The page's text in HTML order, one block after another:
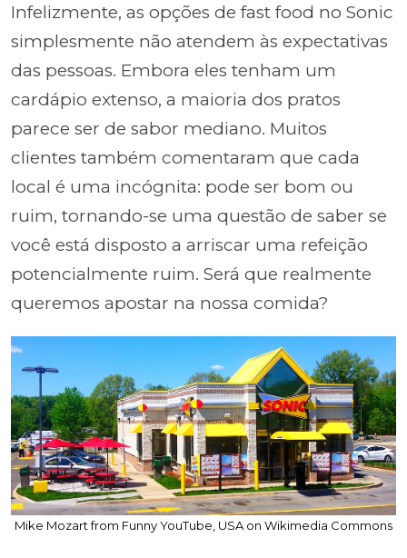
Infelizmente, as opções de fast food no Sonic
simplesmente não atendem às expectativas
das pessoas. Embora eles tenham um
cardápio extenso, a maioria dos pratos
parece ser de sabor mediano. Muitos
clientes também comentaram que cada
local é uma incógnita: pode ser bom ou
ruim, tornando-se uma questão de saber se
você está disposto a arriscar uma refeição
potencialmente ruim. Será que realmente
queremos apostar na nossa comida?
Mike Mozart from Funny YouTube, USA on Wikimedia Commons